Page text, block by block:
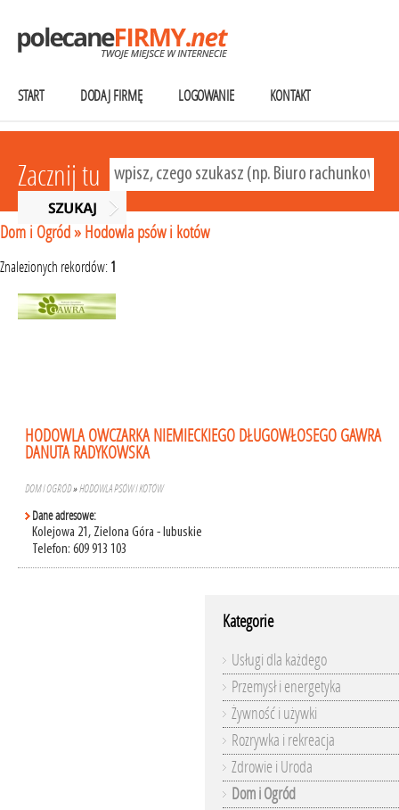
START DODAJ FIRMĘ LOGOWANIE KONTAKT
Zacznij tu
Dom i Ogród» Hodowla psów i kotów
Znalezionych rekordów: 1
HODOWLA OWCZARKA NIEMIECKIEGO DŁUGOWŁOSEGO GAWRA
DANUTA RADYKOWSKA
DOM I OGRÓD»HODOWLA PSÓW I KOTÓW
Dane adresowe:
Kolejowa 21, Zielona Góra - lubuskie
Telefon: 609 913 103
Kategorie
Usługi dla każdego
Przemysł i energetyka
Żywność i używki
Rozrywka i rekreacja
Zdrowie i Uroda
Dom i Ogród